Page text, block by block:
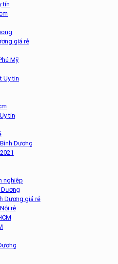
tín
giá rẻ
Mỹ
Uy tin
tín
Dương
nghiệp
Dương giá rẻ
rẻ